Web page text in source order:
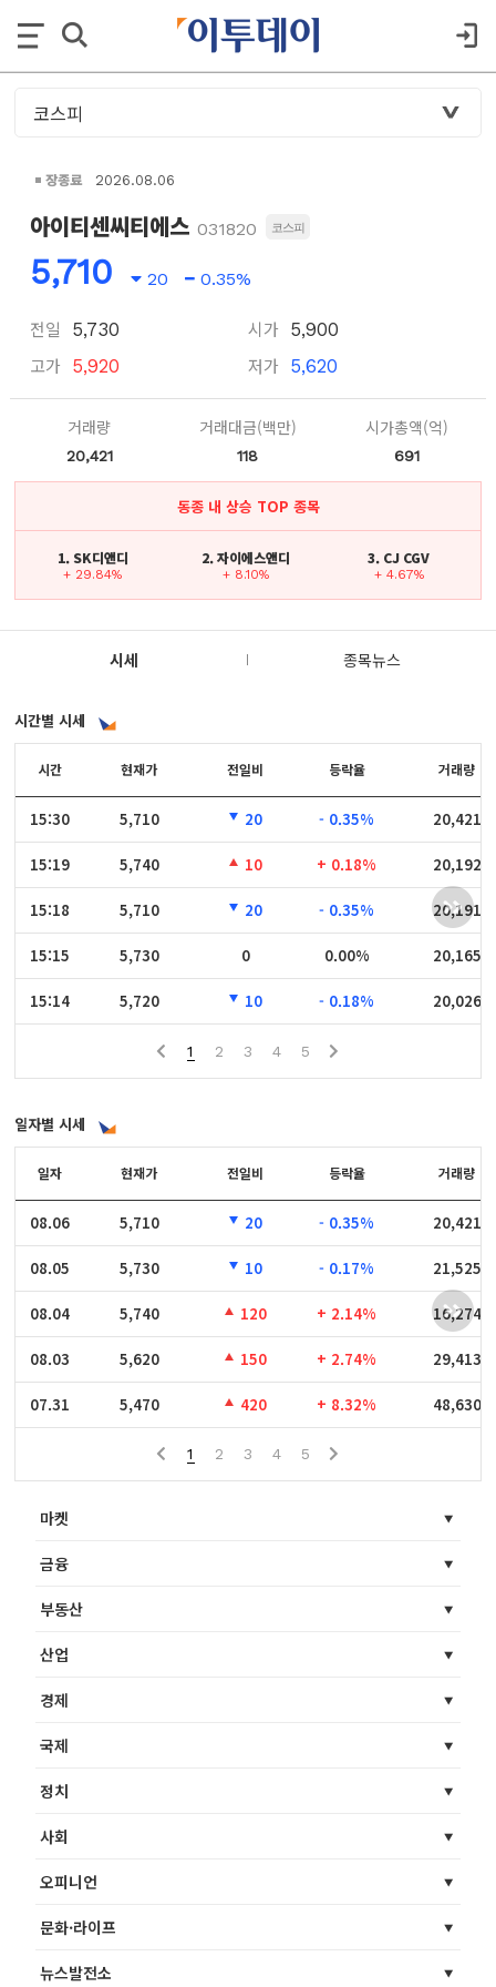
장종료 2026.08.06
아이티센씨티에스 031820 코스피
5,710 20 0.35%
전일 5,730
고가 5,920
시가 5,900
저가 5,620
거래량
20,421
거래대금(백만)
118
시가총액(억)
691
동종 내 상승 TOP 종목
1. SK디앤디
+ 29.84%
2. 자이에스앤디
+ 8.10%
3. CJ CGV
+ 4.67%
시세 종목뉴스
시간별 시세
시간
15:30
15:19
15:18
15:15
15:14
시간 현재가 전일비 등락율 거래량
15:30 5,710 20 - 0.35% 20,421
15:19 5,740 10 + 0.18% 20,192
15:18 5,710 20 - 0.35% 20,191
15:15 5,730 0 0.00% 20,165
15:14 5,720 10 - 0.18% 20,026
1 2 3 4 5
일자별 시세
일자
08.06
08.05
08.04
08.03
07.31
일자 현재가 전일비 등락율 거래량
08.06 5,710 20 - 0.35% 20,421
08.05 5,730 10 - 0.17% 21,525
08.04 5,740 120 + 2.14% 16,274
08.03 5,620 150 + 2.74% 29,413
07.31 5,470 420 + 8.32% 48,630
1 2 3 4 5
마켓
금융
부동산
산업
경제
국제
정치
사회
오피니언
문화·라이프
뉴스발전소